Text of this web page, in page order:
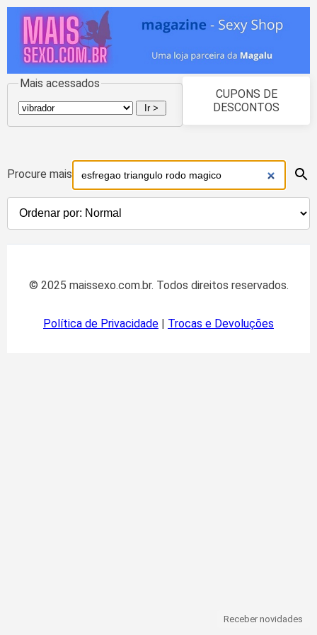
Mais acessados
CUPONS DE
DESCONTOS
Procure mais
© 2025 maissexo.com.br. Todos direitos reservados.
Política de Privacidade | Trocas e Devoluções
Receber novidades